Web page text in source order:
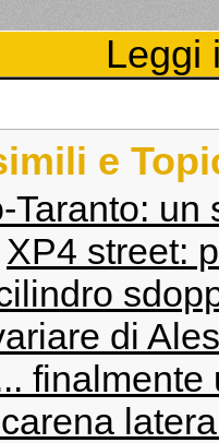
Leggi
e
Taranto:
XP4 street:
di